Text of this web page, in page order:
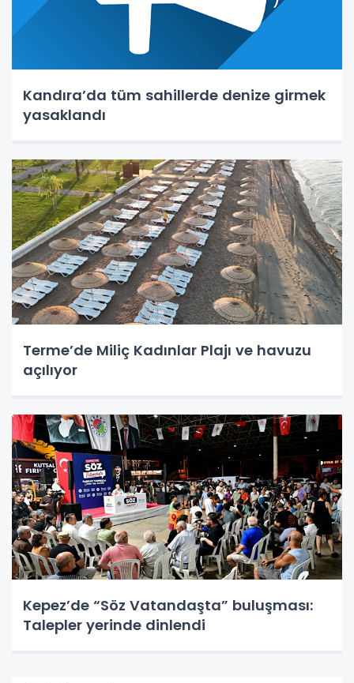
Kandıra’da tüm sahillerde denize girmek
yasaklandı
Terme’de Miliç Kadınlar Plajı ve havuzu
açılıyor
Kepez’de “Söz Vatandaşta” buluşması:
Talepler yerinde dinlendi